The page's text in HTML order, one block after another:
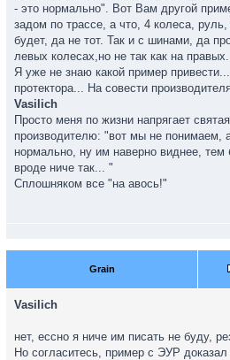
- это нормально". Вот Вам другой
задом по трассе, а что, 4 колеса,
будет, да не тот. Так и с шинами, да
левых колесах,но не так как на правых.
Я уже не знаю какой пример
протектора... На совести
Vasilich
Просто меня по жизни напрягает
производителю: "вот мы не понимаем,
нормально, ну им наверно виднее,
вроде ниче так... "
Сплошняком все "на авось!"
Grain
Vasilich
нет, ессно я ниче им писать не буду,
Но согласитесь, пример с ЭУР